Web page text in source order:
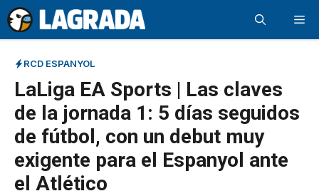
Saltar
al
contenido
RCD ESPANYOL
LaLiga EA Sports | Las claves
de la jornada 1: 5 días seguidos
de fútbol, con un debut muy
exigente para el Espanyol ante
el Atlético